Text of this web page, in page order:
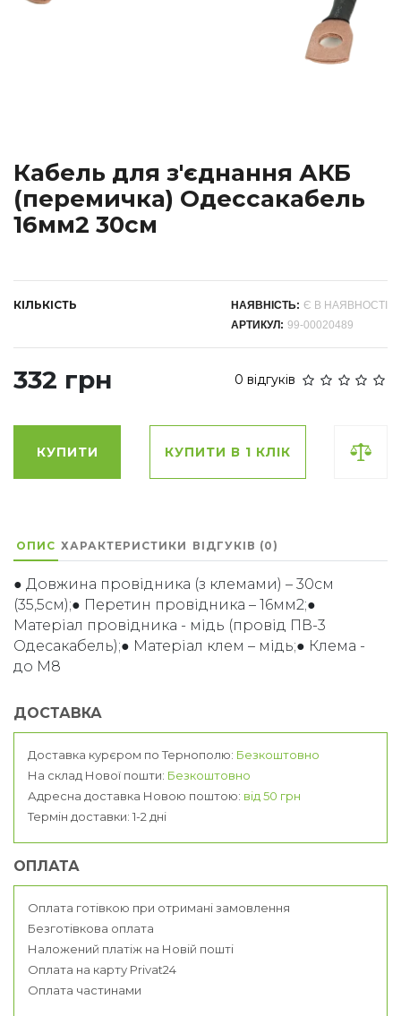
Кабель для з'єднання АКБ
(перемичка) Одессакабель
16мм2 30см
КІЛЬКІСТЬ НАЯВНІСТЬ: Є В НАЯВНОСТІ
АРТИКУЛ: 99-00020489
332 грн 0 відгуків
КУПИТИ КУПИТИ В 1 КЛІК
ОПИС ХАРАКТЕРИСТИКИ ВІДГУКІВ (0)
● Довжина провідника (з клемами) – 30см
(35,5см);● Перетин провідника – 16мм2;●
Матеріал провідника - мідь (провід ПВ-3
Одесакабель);● Матеріал клем – мідь;● Клема -
до M8
ДОСТАВКА
Доставка курєром по Тернополю: Безкоштовно
На склад Нової пошти: Безкоштовно
Адресна доставка Новою поштою: від 50 грн
Термін доставки: 1-2 дні
ОПЛАТА
Оплата готівкою при отримані замовлення
Безготівкова оплата
Наложений платіж на Новій пошті
Оплата на карту Privat24
Оплата частинами